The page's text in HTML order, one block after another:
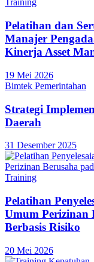
Training
Pelatihan dan
Manajer
Kinerja Asset
19 Mei 2026
Bimtek Pemerintahan
Strategi
Daerah
31 Desember 2025
Training
Pelatihan
Umum Perizinan
Berbasis Risiko
20 Mei 2026